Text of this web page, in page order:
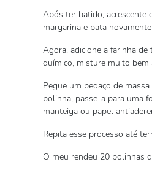
Após ter batido, acrescente
margarina e bata
Agora, adicione a farinha
químico, misture muito bem
Pegue um pedaço de
bolinha, passe-a para uma
manteiga ou papel
Repita esse processo até
O meu rendeu 20 bolinhas